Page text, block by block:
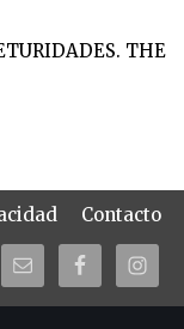
THE
Contacto